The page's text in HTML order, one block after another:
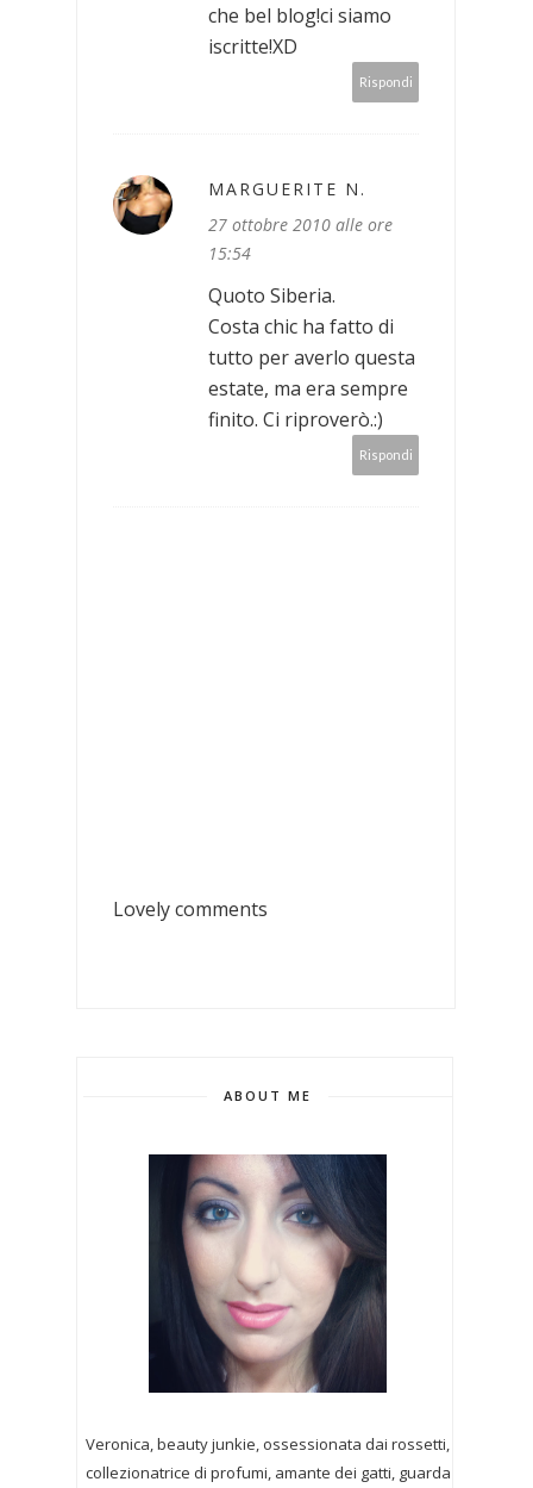
che bel blog!ci siamo
iscritte!XD
Rispondi
MARGUERITE N.
27 ottobre 2010 alle ore
15:54
Quoto Siberia.
Costa chic ha fatto di
tutto per averlo questa
estate, ma era sempre
finito. Ci riproverò.:)
Rispondi
Lovely comments
ABOUT ME
Veronica, beauty junkie, ossessionata dai rossetti,
collezionatrice di profumi, amante dei gatti, guarda